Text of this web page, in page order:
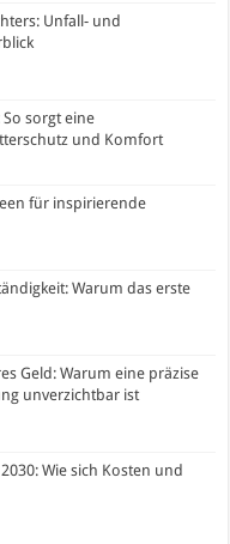
Unfall- und
sorgt eine
und Komfort
für inspirierende
Warum das erste
Geld: Warum eine präzise
unverzichtbar ist
Wie sich Kosten und